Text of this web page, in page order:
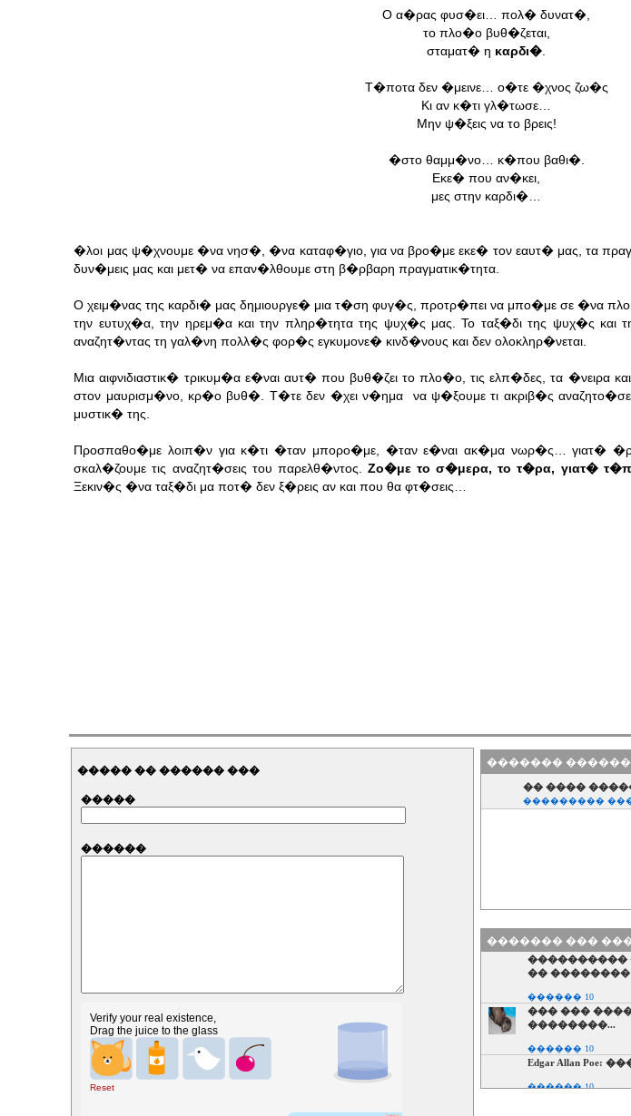
Ο α�ρας φυσ�ει… πολ� δυνατ�,
το πλο�ο βυθ�ζεται,
σταματ� η καρδι�
Τ�ποτα δεν �μεινε… ο�τε �χνος ζω�ς
Κι αν κ�τι γλ�τωσε…
Μην ψ�ξεις να το βρεις!
�στο θαμμ�νο… κ�που βαθι�.
Εκε� που αν�κει,
μες στην καρδι�…
�λοι μας ψ�χνουμε �να νησ�, �να καταφ�γιο, για να βρο�με εκε� τον εαυτ� μας, τα
δυν�μεις μας και μετ� να επαν�λθουμε στη β�ρβαρη πραγματικ�τητα.
Ο χειμ�νας της καρδι� μας δημιουργε� μια τ�ση φυγ�ς, προτρ�πει να μπο�με σε �να
την ευτυχ�α, την ηρεμ�α και την πληρ�τητα της ψυχ�ς μας. Το ταξ�δι της ψυχ�ς
αναζητ�ντας τη γαλ�νη πολλ�ς φορ�ς εγκυμονε� κινδ�νους και δεν ολοκληρ�νεται.
Μια αιφνιδιαστικ� τρικυμ�α ε�ναι αυτ� που βυθ�ζει το πλο�ο, τις ελπ�δες, τα �νειρα
στον μαυρισμ�νο, κρ�ο βυθ�. Τ�τε δεν �χει ν�ημα να ψ�ξουμε τι ακριβ�ς αναζητο�σε,
μυστικ� της.
Προσπαθο�με λοιπ�ν για κ�τι �ταν μπορο�με, �ταν ε�ναι ακ�μα νωρ�ς… γιατ�
σκαλ�ζουμε τις αναζητ�σεις του παρελθ�ντος. Ζο�με το σ�μερα, το τ�ρα, γιατ�
Ξεκιν�ς �να ταξ�δι μα ποτ� δεν ξ�ρεις αν και που θα φτ�σεις…
����� �� ������ ���
�����
������
Verify your real existence,
Drag the juice to the glass
Reset
�������
�� ����
���������
������� ���
����������
��
������ 10
��� ���
��������...
������ 10
Edgar Allan
������ 10